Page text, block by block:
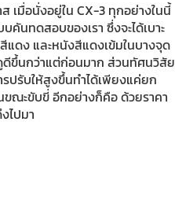
เมื่อนั่งอยู่ใน CX-3 ทุกอย่างในนี้
คันทดสอบของเรา ซึ่งจะได้เบาะ
ดง และหนังสีแดงเข้มในบางจุด
ขึ้นกว่าแต่ก่อนมาก ส่วนทัศนวิสัย
ปรับให้สูงขึ้นทำได้เพียงแค่ยก
ขณะขับขี่ อีกอย่างก็คือ ด้วยราคา
ไปมา